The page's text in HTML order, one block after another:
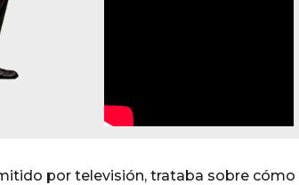
por televisión, trataba sobre cómo